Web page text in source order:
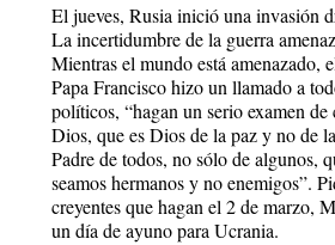
El jueves, Rusia inició una invasión
La incertidumbre de la guerra
Mientras el mundo está amenazado,
Papa Francisco hizo un llamado a
políticos, “hagan un serio examen de
Dios, que es Dios de la paz y no de
Padre de todos, no sólo de algunos,
seamos hermanos y no enemigos”.
creyentes que hagan el 2 de marzo,
un día de ayuno para Ucrania.